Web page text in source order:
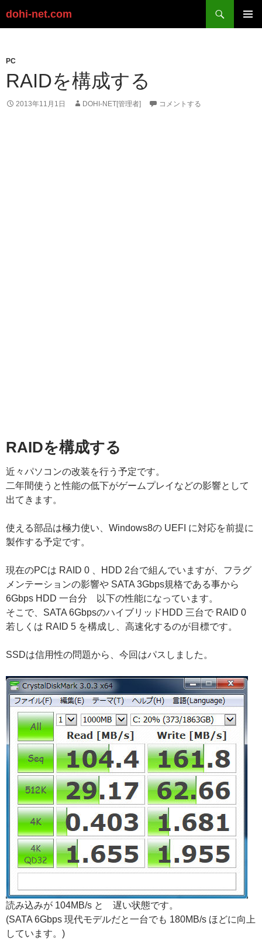
dohi-net.com
索
ン
ツ
へ
キ
PC
RAIDを構成する
2013年11月1日 DOHI-NET[管理者] コメントする
RAIDを構成する
近々パソコンの改装を行う予定です。
二年間使うと性能の低下がゲームプレイなどの影響として
出てきます。
使える部品は極力使い、Windows8の UEFI に対応を前提に
製作する予定です。
現在のPCは RAID 0 、HDD 2台で組んでいますが、フラグ
メンテーションの影響や SATA 3Gbps規格である事から
6Gbps HDD 一台分 以下の性能になっています。
そこで、SATA 6GbpsのハイブリッドHDD 三台で RAID 0
若しくは RAID 5 を構成し、高速化するのが目標です。
SSDは信用性の問題から、今回はパスしました。
読み込みが 104MB/s と 遅い状態です。
(SATA 6Gbps 現代モデルだと一台でも 180MB/s ほどに向上
しています。)